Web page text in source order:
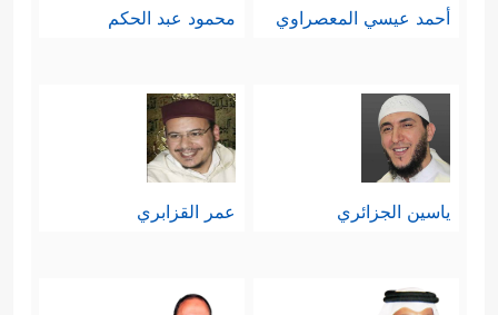
أحمد عيسي المعصراوي محمود عبد الحكم
ياسين الجزائري عمر القزابري